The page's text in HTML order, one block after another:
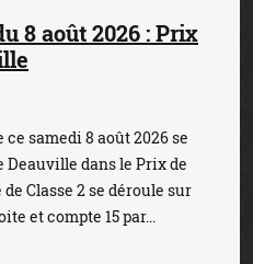
8 août 2026 : Prix
ce samedi 8 août 2026 se
dans le Prix de
Classe 2 se déroule sur
et compte 15 par...